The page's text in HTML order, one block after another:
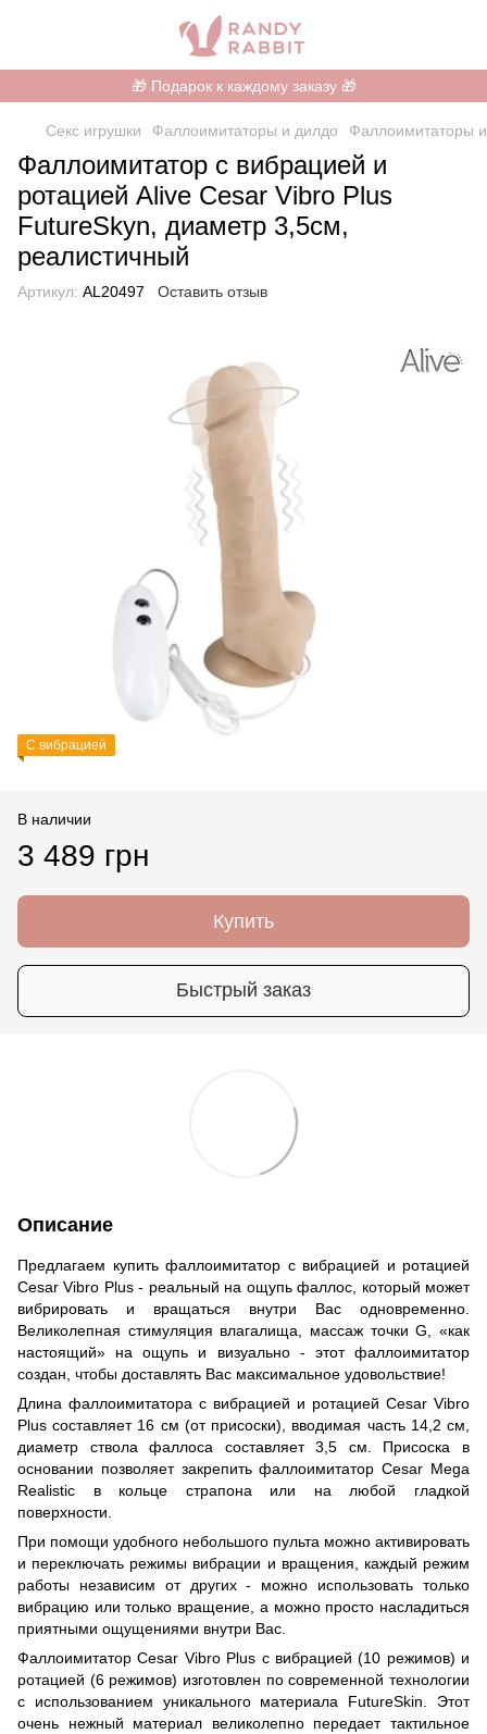
🎁 Подарок к каждому заказу 🎁
Секс игрушки Фаллоимитаторы и дилдо Фаллоимитаторы
Фаллоимитатор с вибрацией и
ротацией Alive Cesar Vibro Plus
FutureSkyn, диаметр 3,5см,
реалистичный
Артикул: AL20497 Оставить отзыв
С вибрацией
В наличии
3 489 грн
Купить
Быстрый заказ
Описание
Предлагаем купить фаллоимитатор с вибрацией и ротацией
Cesar Vibro Plus - реальный на ощупь фаллос, который может
вибрировать и вращаться внутри Вас одновременно.
Великолепная стимуляция влагалища, массаж точки G, «как
настоящий» на ощупь и визуально - этот фаллоимитатор
создан, чтобы доставлять Вас максимальное удовольствие!
Длина фаллоимитатора с вибрацией и ротацией Cesar Vibro
Plus составляет 16 см (от присоски), вводимая часть 14,2 см,
диаметр ствола фаллоса составляет 3,5 см. Присоска в
основании позволяет закрепить фаллоимитатор Cesar Mega
Realistic в кольце страпона или на любой гладкой
поверхности.
При помощи удобного небольшого пульта можно активировать
и переключать режимы вибрации и вращения, каждый режим
работы независим от других - можно использовать только
вибрацию или только вращение, а можно просто насладиться
приятными ощущениями внутри Вас.
Фаллоимитатор Cesar Vibro Plus с вибрацией (10 режимов) и
ротацией (6 режимов) изготовлен по современной технологии
с использованием уникального материала FutureSkin. Этот
очень нежный материал великолепно передает тактильное